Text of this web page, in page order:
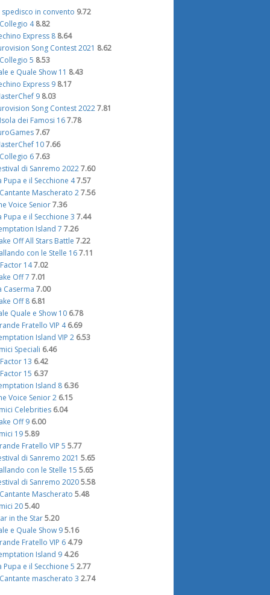
spedisco in convento 9.72
4 8.82
Express 8 8.64
Song Contest 2021 8.62
5 8.53
e Quale Show 11 8.43
Express 9 8.17
9 8.03
Song Contest 2022 7.81
dei Famosi 16 7.78
7.67
10 7.66
6 7.63
di Sanremo 2022 7.60
Pupa e il Secchione 47.57
Mascherato 2 7.56
Voice Senior 7.36
Pupa e il Secchione 3 7.44
Island 7 7.26
Off All Stars Battle 7.22
con le Stelle 16 7.11
147.02
Off 7 7.01
Caserma 7.00
Off 8 6.81
Quale e Show 10 6.78
Fratello VIP 4 6.69
Island VIP 2 6.53
Speciali 6.46
13 6.42
15 6.37
Island 8 6.36
Voice Senior 2 6.15
Celebrities 6.04
Off 9 6.00
19 5.89
Fratello VIP 5 5.77
di Sanremo 2021 5.65
con le Stelle 15 5.65
di Sanremo 2020 5.58
Mascherato 5.48
20 5.40
in the Star 5.20
e Quale Show 9 5.16
Fratello VIP 6 4.79
Island 9 4.26
Pupa e il Secchione 5 2.77
mascherato 3 2.74